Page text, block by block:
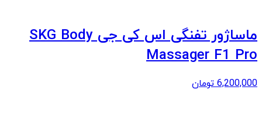
ماساژور تفنگی اس کی جی SKG Body
Massager F1 Pro
6,200,000 تومان